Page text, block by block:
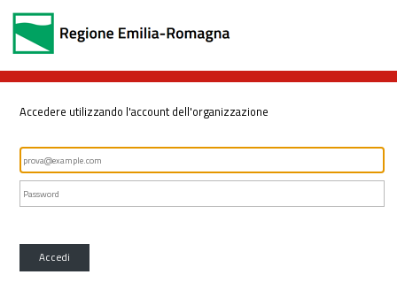
Accedere utilizzando l'account dell'organizzazione
Accedi